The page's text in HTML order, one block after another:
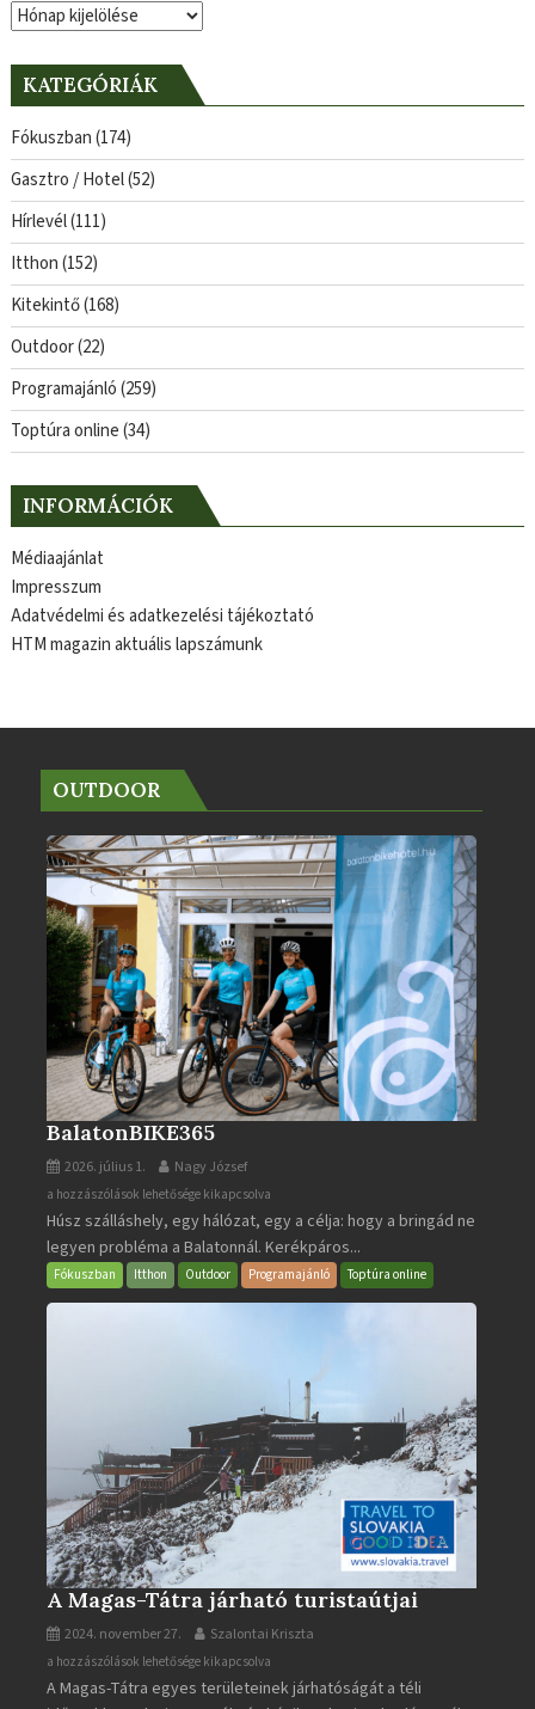
Archívum
KATEGÓRIÁK
Fókuszban(174)
Gasztro / Hotel(52)
Hírlevél(111)
Itthon(152)
Kitekintő(168)
Outdoor(22)
Programajánló(259)
Toptúra online(34)
INFORMÁCIÓK
Médiaajánlat
Impresszum
Adatvédelmi és adatkezelési tájékoztató
HTM magazin aktuális lapszámunk
OUTDOOR
BalatonBIKE365
2026. július 1. Nagy József
BalatonBIKE365
bejegyzéshez
a hozzászólások lehetősége kikapcsolva
Húsz szálláshely, egy hálózat, egy a célja: hogy a bringád ne
legyen probléma a Balatonnál. Kerékpáros...
Fókuszban Itthon Outdoor Programajánló Toptúra online
A Magas-Tátra járható turistaútjai
2024. november 27. Szalontai Kriszta
A
Magas-
a hozzászólások lehetősége kikapcsolva
A Magas-Tátra egyes területeinek járhatóságát a téli